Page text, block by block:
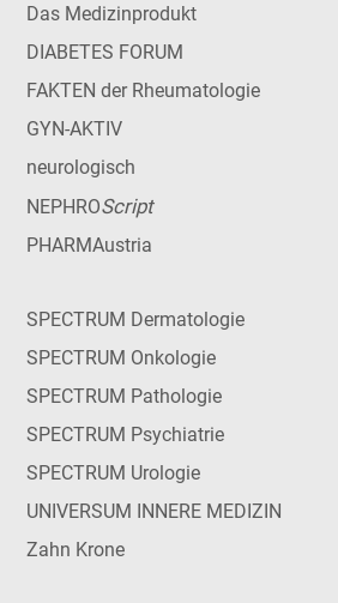
Das Medizinprodukt
DIABETES FORUM
FAKTEN der Rheumatologie
GYN-AKTIV
neurologisch
NEPHROScript
PHARMAustria
SPECTRUM Dermatologie
SPECTRUM Onkologie
SPECTRUM Pathologie
SPECTRUM Psychiatrie
SPECTRUM Urologie
UNIVERSUM INNERE MEDIZIN
Zahn Krone